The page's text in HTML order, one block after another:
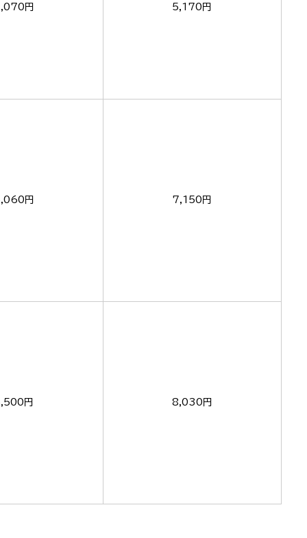
円 5,170円
円 7,150円
円 8,030円